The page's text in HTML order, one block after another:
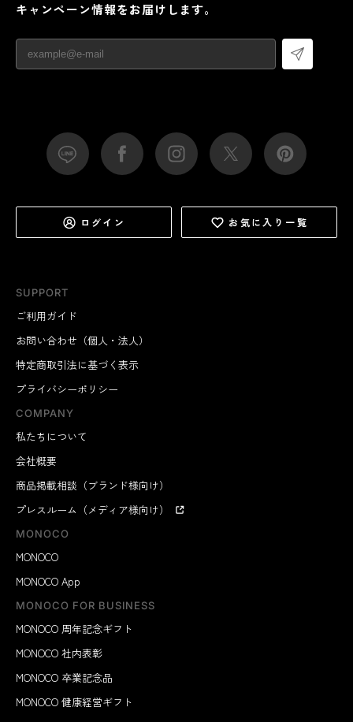
SUPPORT
ご利用ガイド
お問い合わせ（個人・法人）
特定商取引法に基づく表示
プライバシーポリシー
COMPANY
私たちについて
会社概要
商品掲載相談（ブランド様向け）
プレスルーム（メディア様向け）
MONOCO
MONOCO
MONOCO App
MONOCO FOR BUSINESS
MONOCO 周年記念ギフト
MONOCO 社内表彰
MONOCO 卒業記念品
MONOCO 健康経営ギフト
キャンペーン情報をお届けします。
ログイン お気に入り一覧